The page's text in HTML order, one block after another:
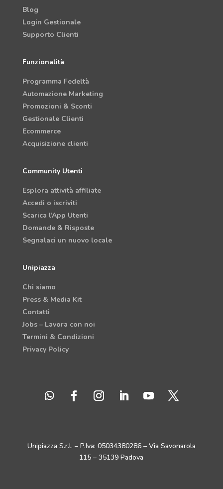
Blog
Login Gestionale
Supporto Clienti
Funzionalità
Programma Fedeltà
Automazione Marketing
Promozioni & Sconti
Gestionale Clienti
Ecommerce
Acquisizione clienti
Community Utenti
Esplora attività affiliate
Accedi o iscriviti
Scarica l’App Utenti
Domande & Risposte
Segnalaci un nuovo locale
Unipiazza
Chi siamo
Press & Media Kit
Contatti
Jobs – Lavora con noi
Termini & Condizioni
Privacy Policy
Unipiazza S.r.l. – P.Iva: 05034380286 – Via Savonarola
115 – 35139 Padova